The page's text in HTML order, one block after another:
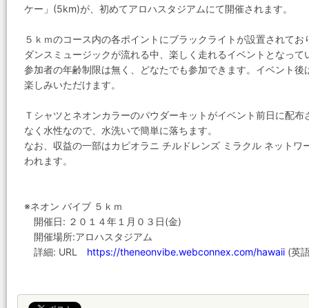
ケー」(5km)が、初めてアロハスタジアムにて開催されます。
５ｋｍのコース内の各ポイントにブラックライトが設置されて
ダンスミュージックが流れる中、楽しく走れるイベントとなって
参加者の年齢制限は無く、どなたでも参加できます。イベント
楽しみいただけます。
Ｔシャツとネオンカラーのパウダーキットがイベント前日に配
なく水性なので、水洗いで簡単に落ちます。
なお、収益の一部はカピオラニ チルドレンズ ミラクル ネット
われます。
※ネオン バイブ ５ｋｍ
開催日: ２０１４年１月０３日(金)
開催場所:アロハスタジアム
詳細: URL https://theneonvibe.webconnex.com/hawaii (英